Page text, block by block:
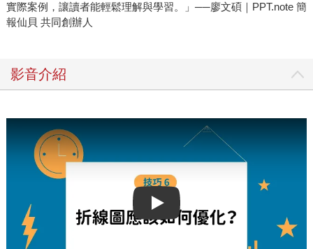
實際案例，讓讀者能輕鬆理解與學習。」──廖文碩｜PPT.note 簡
報仙貝 共同創辦人
影音介紹
Play video